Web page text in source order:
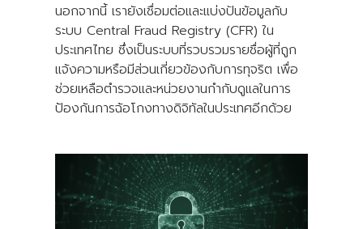
นอกจากนี้ เรายังเชื่อมต่อและแบ่งปันข้อมูลกับ
ระบบ Central Fraud Registry (CFR) ใน
ประเทศไทย ซึ่งเป็นระบบที่รวบรวมรายชื่อผู้ที่ถูก
แจ้งความหรือมีส่วนเกี่ยวข้องกับการทุจริต เพื่อ
ช่วยเหลือตำรวจและหน่วยงานกำกับดูแลในการ
ป้องกันการฉ้อโกงทางดิจิทัลในประเทศอีกด้วย